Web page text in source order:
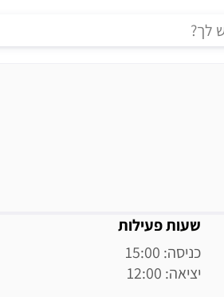
מידע נוסף
שעות פעילות
יציאה: 12:00